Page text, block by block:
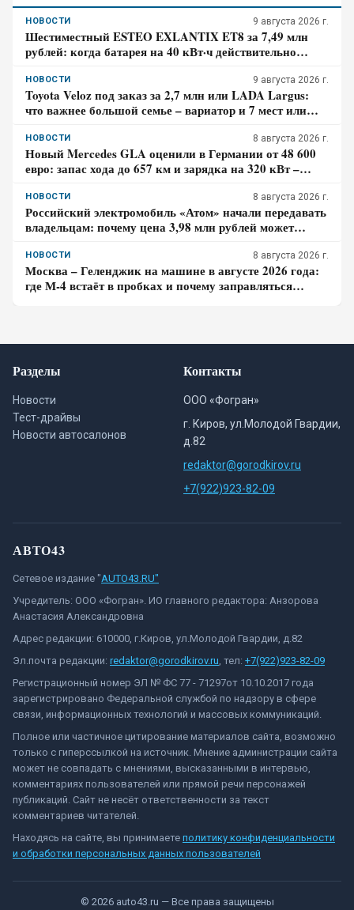
НОВОСТИ 9 августа 2026 г.
Шестиместный ESTEO EXLANTIX ET8 за 7,49 млн
рублей: когда батарея на 40 кВт·ч действительно
НОВОСТИ 9 августа 2026 г.
Toyota Veloz под заказ за 2,7 млн или LADA Largus:
что важнее большой семье – вариатор и 7 мест или
НОВОСТИ 8 августа 2026 г.
Новый Mercedes GLA оценили в Германии от 48 600
евро: запас хода до 657 км и зарядка на 320 кВт –
НОВОСТИ 8 августа 2026 г.
Российский электромобиль «Атом» начали передавать
владельцам: почему цена 3,98 млн рублей может
НОВОСТИ 8 августа 2026 г.
Москва – Геленджик на машине в августе 2026 года:
где М-4 встаёт в пробках и почему заправляться
Разделы
Новости
Тест-драйвы
Новости автосалонов
Контакты
ООО «Фогран»
г. Киров, ул.Молодой Гвардии,
д.82
redaktor@gorodkirov.ru
+7(922)923-82-09
АВТО43
Сетевое издание "AUTO43.RU"
Учредитель: ООО «Фогран». ИО главного редактора: Анзорова
Анастасия Александровна
Адрес редакции: 610000, г.Киров, ул.Молодой Гвардии, д.82
Эл.почта редакции: redaktor@gorodkirov.ru, тел: +7(922)923-82-09
Регистрационный номер ЭЛ № ФС 77 - 71297от 10.10.2017 года
зарегистрировано Федеральной службой по надзору в сфере
связи, информационных технологий и массовых коммуникаций.
Полное или частичное цитирование материалов сайта, возможно
только с гиперссылкой на источник. Мнение администрации сайта
может не совпадать с мнениями, высказанными в интервью,
комментариях пользователей или прямой речи персонажей
публикаций. Сайт не несёт ответственности за текст
комментариев читателей.
Находясь на сайте, вы принимаете политику конфиденциальности
и обработки персональных данных пользователей
© 2026 auto43.ru — Все права защищены